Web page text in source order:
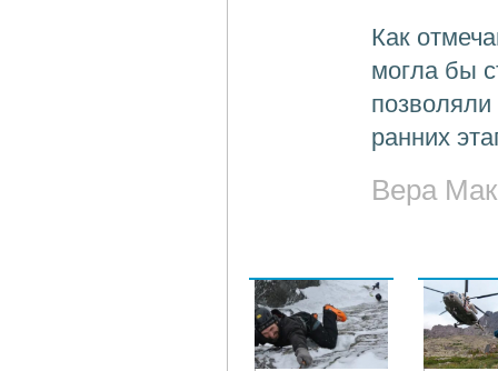
Как
могла бы
ранних
Вера